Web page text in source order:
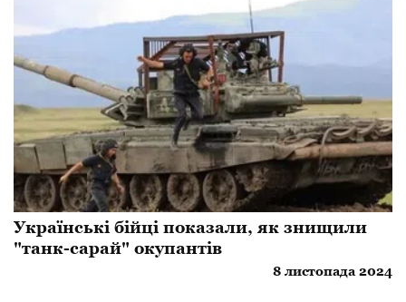
Українські бійці показали, як знищили
"танк-сарай" окупантів
8 листопада 2024